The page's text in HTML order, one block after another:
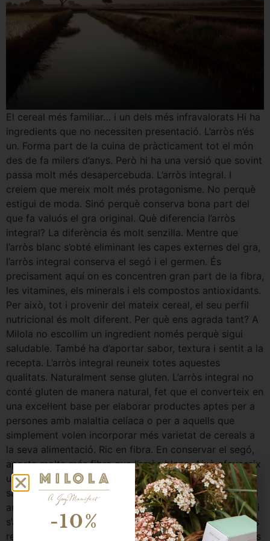
El cereal més familiar… i un dels més infravalorats Hi ha
ingredients que no necessiten presentació. L’arròs n’és
un. Forma part de la cuina de pràcticament tot el món
des de fa milers d’anys. Però hi ha una versió que sovint
passa molt més desapercebuda. L’arròs integral. I
creiem que mereix molt més protagonisme. No perquè
estigui de moda. Sinó perquè conserva bona part del
que fa valuós el gra original. Què diferencia l’arròs
integral? La diferència és molt senzilla. Mentre que
l’arròs blanc s’obté eliminant les capes externes del gra,
l’arròs integral conserva el segó i el germen. És
precisament aquí on es concentren gran part de la fibra,
les vitamines, els minerals i els compostos antioxidants.
Per això, tot i provenir del mateix cereal, el seu perfil
nutricional és molt diferent. Per què ens agrada tant? A
Milola no escollim un ingredient només perquè sigui
saludable. També ha d’aportar sabor, textura i sentit a la
recepta. L’arròs integral reuneix totes aquestes
qualitats. Naturalment sense gluten. L’arròs integral no
conté gluten de manera natural, fet que el converteix en
una excel·lent base per elaborar productes aptes per a
persones amb malaltia celíaca o per a aquells que
simplement volen incorporar més varietat de cereals a
la seva alimentació. Ric en fibra. En conservar el segó,
aporta molta més fibra que l’arròs blanc. Això afavoreix
una bona digestió i contribueix a una sensació de
sacietat més duradora. Energia sostinguda. Com passa
amb altres cereals integrals, els seus hidrats de carboni
s’absorbeixen de manera més lenta que els dels cereals
refinats. Això ajuda a mantenir uns nivells d’energia més
-10%